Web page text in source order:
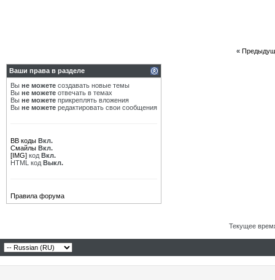
«
Ваши права в разделе
Вы не можете создавать новые темы
Вы не можете отвечать в темах
Вы не можете прикреплять вложения
Вы не можете редактировать свои сообщения
BB коды Вкл.
Смайлы Вкл.
[IMG] код Вкл.
HTML код Выкл.
Правила форума
Текущее